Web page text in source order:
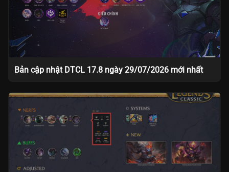
Bản cập nhật DTCL 17.8 ngày 29/07/2026 mới nhất